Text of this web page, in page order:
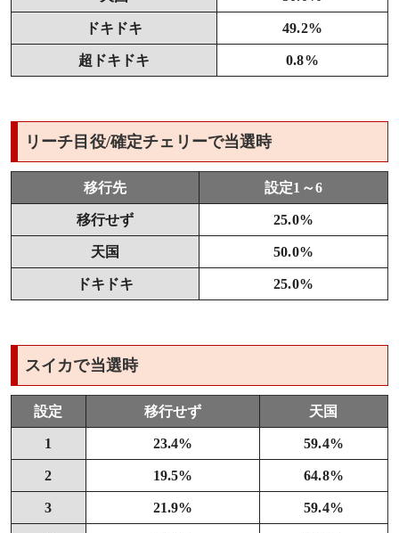
ドキドキ 49.2%
超ドキドキ 0.8%
リーチ目役/確定チェリーで当選時
移行先 設定1～6
移行せず 25.0%
天国 50.0%
ドキドキ 25.0%
スイカで当選時
設定 移行せず 天国
1 23.4% 59.4%
2 19.5% 64.8%
3 21.9% 59.4%